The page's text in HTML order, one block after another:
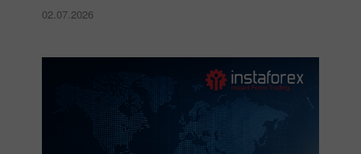
02.07.2026